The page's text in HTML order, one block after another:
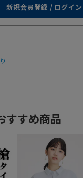
新規会員登録 / ログイン